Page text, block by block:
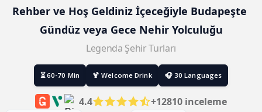
Rehber ve Hoş Geldiniz İçeceğiyle Budapeşte
Gündüz veya Gece Nehir Yolculuğu
Legenda Şehir Turları
⏳ 60-70 Min 🍹 Welcome Drink 🎧 30 Languages
4.4 +12810 inceleme